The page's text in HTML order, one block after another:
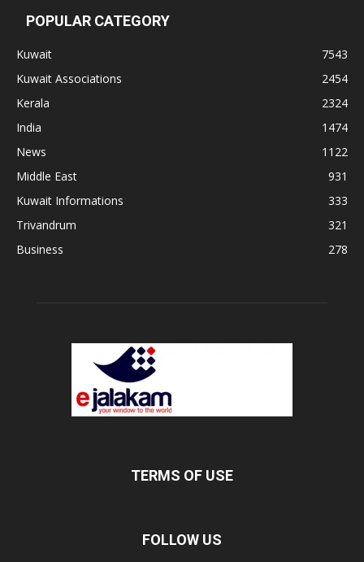
POPULAR CATEGORY
Kuwait
7543
Kuwait Associations
2454
Kerala
2324
India
1474
News
1122
Middle East
931
Kuwait Informations
333
Trivandrum
321
Business
278
TERMS OF USE
FOLLOW US